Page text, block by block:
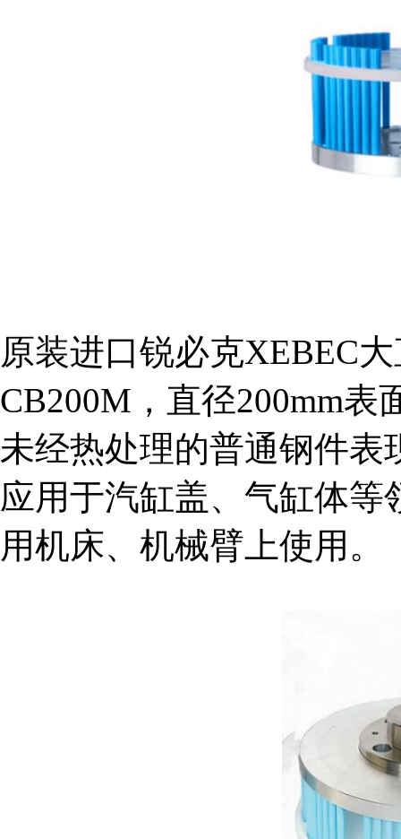
税务登记证
原装进口锐必克XEBEC
CB200M，直径200mm
未经热处理的普通钢件
应用于汽缸盖、气缸体
用机床、机械臂上使用。